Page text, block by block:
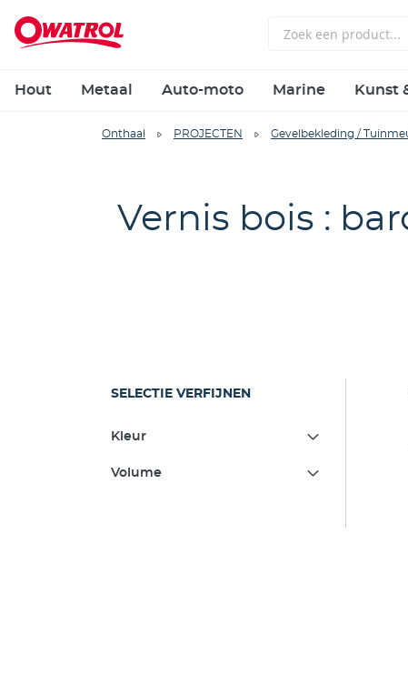
Hout Metaal Auto-moto Marine Kunst
Onthaal PROJECTEN Gevelbekleding /
Vernis bois :
SELECTIE VERFIJNEN
Kleur
Volume